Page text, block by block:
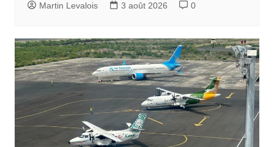
Martin Levalois 3 août 2026 0